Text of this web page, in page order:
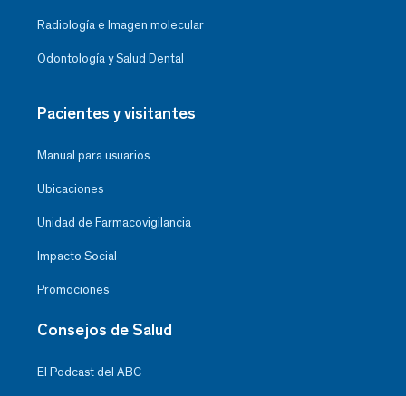
Radiología e Imagen molecular
Odontología y Salud Dental
Pacientes y visitantes
Manual para usuarios
Ubicaciones
Unidad de Farmacovigilancia
Impacto Social
Promociones
Consejos de Salud
El Podcast del ABC